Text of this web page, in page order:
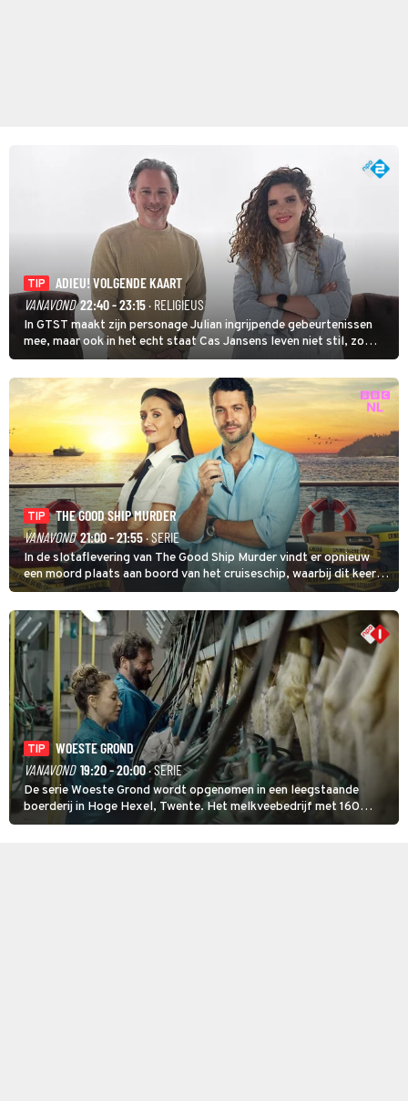
TIP
ADIEU! VOLGENDE KAART
VANAVOND 22:40 - 23:15· RELIGIEUS
In GTST maakt zijn personage Julian ingrijpende gebeurtenissen
mee, maar ook in het echt staat Cas Jansens leven niet stil, zo
vertelt hij in Adieu! Volgende Kaart.
TIP
THE GOOD SHIP MURDER
VANAVOND 21:00 - 21:55· SERIE
In de slotaflevering van The Good Ship Murder vindt er opnieuw
een moord plaats aan boord van het cruiseschip, waarbij dit keer
een bemanningslid het slachtoffer is en kapitein Marlowe de dader
lijkt te zijn.
TIP
WOESTE GROND
VANAVOND 19:20 - 20:00· SERIE
De serie Woeste Grond wordt opgenomen in een leegstaande
boerderij in Hoge Hexel, Twente. Het melkveebedrijf met 160
koeien moest sluiten, omdat het dicht bij een Natura 2000-gebied